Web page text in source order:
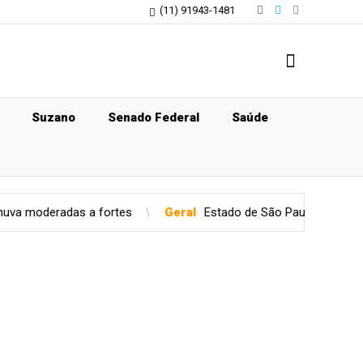
(11) 91943-1481
Suzano Senado Federal Saúde
Geral Estado de São Paulo confirma caso de gripe